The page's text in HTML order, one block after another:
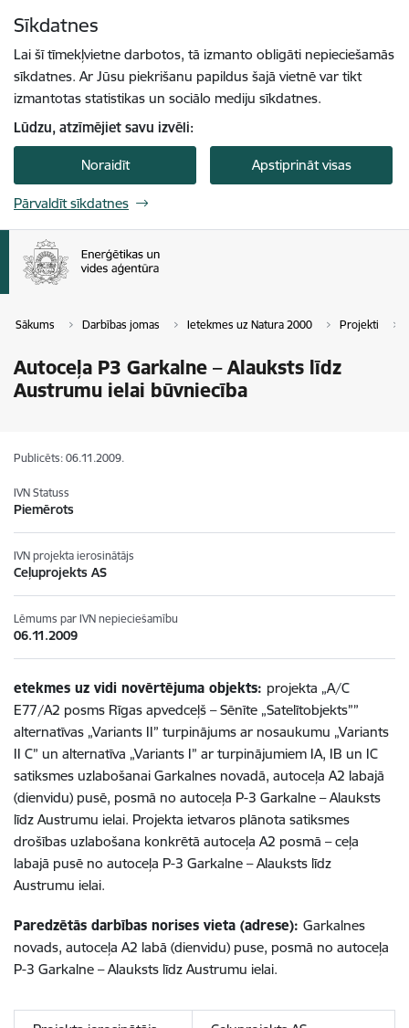
Sīkdatnes
Lai šī tīmekļvietne darbotos, tā izmanto obligāti nepieciešamās
sīkdatnes. Ar Jūsu piekrišanu papildus šajā vietnē var tikt
izmantotas statistikas un sociālo mediju sīkdatnes.
Lūdzu, atzīmējiet savu izvēli:
Noraidīt Apstiprināt visas
Pārvaldīt sīkdatnes
Sākums Darbības jomas Ietekmes uz Natura 2000 Projekti
Autoceļa P3 Garkalne – Alauksts līdz
Austrumu ielai būvniecība
Publicēts: 06.11.2009.
IVN Statuss
Piemērots
IVN projekta ierosinātājs
Ceļuprojekts AS
Lēmums par IVN nepieciešamību
06.11.2009
etekmes uz vidi novērtējuma objekts: projekta „A/C
E77/A2 posms Rīgas apvedceļš – Sēnīte „Satelītobjekts””
alternatīvas „Variants II” turpinājums ar nosaukumu „Variants
II C” un alternatīva „Variants I” ar turpinājumiem IA, IB un IC
satiksmes uzlabošanai Garkalnes novadā, autoceļa A2 labajā
(dienvidu) pusē, posmā no autoceļa P-3 Garkalne – Alauksts
līdz Austrumu ielai. Projekta ietvaros plānota satiksmes
drošības uzlabošana konkrētā autoceļa A2 posmā – ceļa
labajā pusē no autoceļa P-3 Garkalne – Alauksts līdz
Austrumu ielai.
Paredzētās darbības norises vieta (adrese): Garkalnes
novads, autoceļa A2 labā (dienvidu) puse, posmā no autoceļa
P-3 Garkalne – Alauksts līdz Austrumu ielai.